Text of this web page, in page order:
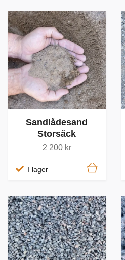
Sandlådesand
Storsäck
2 200 kr
I lager